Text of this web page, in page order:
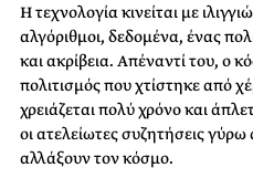
Η τεχνολογία κινείται με
αλγόριθμοι, δεδομένα, ένας
και ακρίβεια. Απέναντί του, ο
πολιτισμός που χτίστηκε από
χρειάζεται πολύ χρόνο και
οι ατελείωτες συζητήσεις
αλλάξουν τον κόσμο.